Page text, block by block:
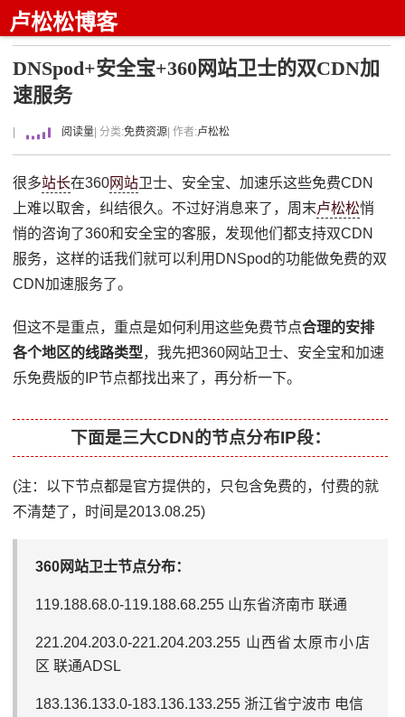
卢松松博客
DNSpod+安全宝+360网站卫士的双CDN加
速服务
阅读量 | 分类:免费资源 | 作者:卢松松
很多站长在360网站卫士、安全宝、加速乐这些免费CDN
上难以取舍，纠结很久。不过好消息来了，周末卢松松悄
悄的咨询了360和安全宝的客服，发现他们都支持双CDN
服务，这样的话我们就可以利用DNSpod的功能做免费的双
CDN加速服务了。
但这不是重点，重点是如何利用这些免费节点合理的安排
各个地区的线路类型，我先把360网站卫士、安全宝和加速
乐免费版的IP节点都找出来了，再分析一下。
下面是三大CDN的节点分布IP段：
(注：以下节点都是官方提供的，只包含免费的，付费的就
不清楚了，时间是2013.08.25)
360网站卫士节点分布：
119.188.68.0-119.188.68.255 山东省济南市 联通
221.204.203.0-221.204.203.255 山西省太原市小店
区 联通ADSL
183.136.133.0-183.136.133.255 浙江省宁波市 电信